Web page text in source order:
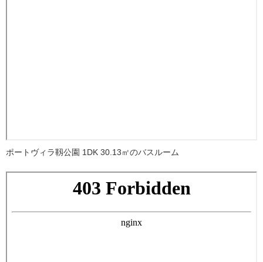
ポートヴィラ靱公園 1DK 30.13㎡のバスルーム